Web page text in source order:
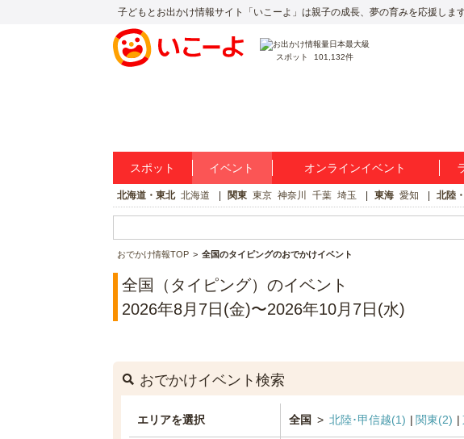
子どもとお出かけ情報サイト「いこーよ」は親子の成長、夢の育みを応援しま
スポット 101,132件
スポット イベント オンラインイベント
北海道・東北 北海道 関東 東京 神奈川 千葉 埼玉 東海 愛知 北陸
おでかけ情報TOP 全国のタイピングのおでかけイベント
全国（タイピング）のイベント
2026年8月7日(金)〜2026年10月7日(水)
おでかけイベント検索
エリアを選択 全国 > 北陸･甲信越(1) 関東(2)